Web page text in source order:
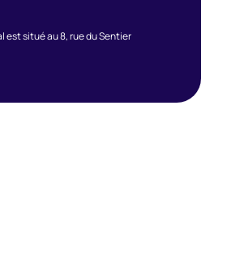
est situé au 8, rue du Sentier